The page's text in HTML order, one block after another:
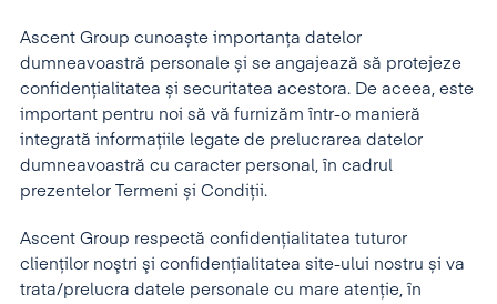
Ascent Group cunoaște importanța datelor
dumneavoastră personale și se angajează să protejeze
confidențialitatea și securitatea acestora. De aceea, este
important pentru noi să vă furnizăm într-o manieră
integrată informațiile legate de prelucrarea datelor
dumneavoastră cu caracter personal, în cadrul
prezentelor Termeni și Condiții.
Ascent Group respectă confidenţialitatea tuturor
clienţilor noştri şi confidenţialitatea site-ului nostru și va
trata/prelucra datele personale cu mare atenție, în